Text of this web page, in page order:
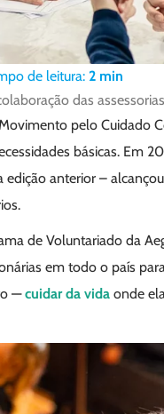
de leitura: 2 min
das
pelo Cuidado
básicas. Em
edição anterior –
de Voluntariado da
em todo o país
—cuidar da vida onde